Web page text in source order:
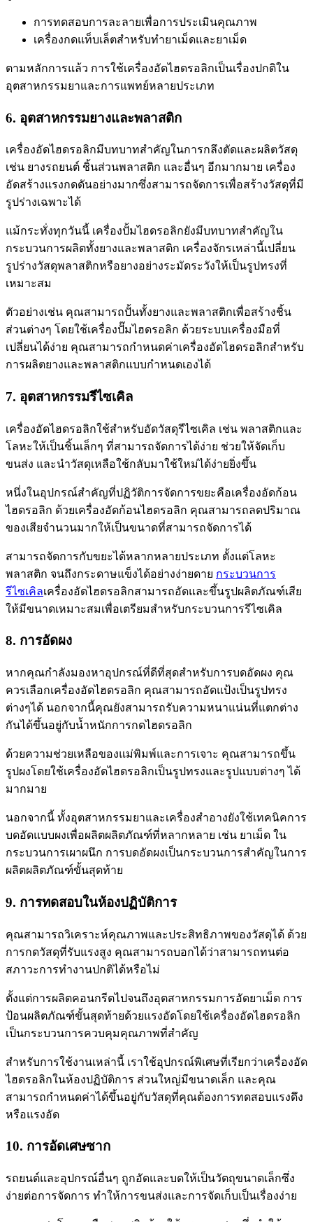
การทดสอบการละลายเพื่อการประเมินคุณภาพ
เครื่องกดแท็บเล็ตสำหรับทำยาเม็ดและยาเม็ด
ตามหลักการแล้ว การใช้เครื่องอัดไฮดรอลิกเป็นเรื่องปกติใน
อุตสาหกรรมยาและการแพทย์หลายประเภท
6. อุตสาหกรรมยางและพลาสติก
เครื่องอัดไฮดรอลิกมีบทบาทสำคัญในการกลึงตัดและผลิตวัสดุ
เช่น ยางรถยนต์ ชิ้นส่วนพลาสติก และอื่นๆ อีกมากมาย เครื่อง
อัดสร้างแรงกดดันอย่างมากซึ่งสามารถจัดการเพื่อสร้างวัสดุที่มี
รูปร่างเฉพาะได้
แม้กระทั่งทุกวันนี้ เครื่องปั้มไฮดรอลิกยังมีบทบาทสำคัญใน
กระบวนการผลิตทั้งยางและพลาสติก เครื่องจักรเหล่านี้เปลี่ยน
รูปร่างวัสดุพลาสติกหรือยางอย่างระมัดระวังให้เป็นรูปทรงที่
เหมาะสม
ตัวอย่างเช่น คุณสามารถปั้นทั้งยางและพลาสติกเพื่อสร้างชิ้น
ส่วนต่างๆ โดยใช้เครื่องปั๊มไฮดรอลิก ด้วยระบบเครื่องมือที่
เปลี่ยนได้ง่าย คุณสามารถกำหนดค่าเครื่องอัดไฮดรอลิกสำหรับ
การผลิตยางและพลาสติกแบบกำหนดเองได้
7. อุตสาหกรรมรีไซเคิล
เครื่องอัดไฮดรอลิกใช้สำหรับอัดวัสดุรีไซเคิล เช่น พลาสติกและ
โลหะให้เป็นชิ้นเล็กๆ ที่สามารถจัดการได้ง่าย ช่วยให้จัดเก็บ
ขนส่ง และนำวัสดุเหลือใช้กลับมาใช้ใหม่ได้ง่ายยิ่งขึ้น
หนึ่งในอุปกรณ์สำคัญที่ปฏิวัติการจัดการขยะคือเครื่องอัดก้อน
ไฮดรอลิก ด้วยเครื่องอัดก้อนไฮดรอลิก คุณสามารถลดปริมาณ
ของเสียจำนวนมากให้เป็นขนาดที่สามารถจัดการได้
สามารถจัดการกับขยะได้หลากหลายประเภท ตั้งแต่โลหะ
พลาสติก จนถึงกระดาษแข็งได้อย่างง่ายดาย กระบวนการ
รีไซเคิลเครื่องอัดไฮดรอลิกสามารถอัดและขึ้นรูปผลิตภัณฑ์เสีย
ให้มีขนาดเหมาะสมเพื่อเตรียมสำหรับกระบวนการรีไซเคิล
8. การอัดผง
หากคุณกำลังมองหาอุปกรณ์ที่ดีที่สุดสำหรับการบดอัดผง คุณ
ควรเลือกเครื่องอัดไฮดรอลิก คุณสามารถอัดแป้งเป็นรูปทรง
ต่างๆได้ นอกจากนี้คุณยังสามารถรับความหนาแน่นที่แตกต่าง
กันได้ขึ้นอยู่กับน้ำหนักการกดไฮดรอลิก
ด้วยความช่วยเหลือของแม่พิมพ์และการเจาะ คุณสามารถขึ้น
รูปผงโดยใช้เครื่องอัดไฮดรอลิกเป็นรูปทรงและรูปแบบต่างๆ ได้
มากมาย
นอกจากนี้ ทั้งอุตสาหกรรมยาและเครื่องสำอางยังใช้เทคนิคการ
บดอัดแบบผงเพื่อผลิตผลิตภัณฑ์ที่หลากหลาย เช่น ยาเม็ด ใน
กระบวนการเผาผนึก การบดอัดผงเป็นกระบวนการสำคัญในการ
ผลิตผลิตภัณฑ์ขั้นสุดท้าย
9. การทดสอบในห้องปฏิบัติการ
คุณสามารถวิเคราะห์คุณภาพและประสิทธิภาพของวัสดุได้ ด้วย
การกดวัสดุที่รับแรงสูง คุณสามารถบอกได้ว่าสามารถทนต่อ
สภาวะการทำงานปกติได้หรือไม่
ตั้งแต่การผลิตคอนกรีตไปจนถึงอุตสาหกรรมการอัดยาเม็ด การ
ป้อนผลิตภัณฑ์ขั้นสุดท้ายด้วยแรงอัดโดยใช้เครื่องอัดไฮดรอลิก
เป็นกระบวนการควบคุมคุณภาพที่สำคัญ
สำหรับการใช้งานเหล่านี้ เราใช้อุปกรณ์พิเศษที่เรียกว่าเครื่องอัด
ไฮดรอลิกในห้องปฏิบัติการ ส่วนใหญ่มีขนาดเล็ก และคุณ
สามารถกำหนดค่าได้ขึ้นอยู่กับวัสดุที่คุณต้องการทดสอบแรงดึง
หรือแรงอัด
10. การอัดเศษซาก
รถยนต์และอุปกรณ์อื่นๆ ถูกอัดและบดให้เป็นวัตถุขนาดเล็กซึ่ง
ง่ายต่อการจัดการ ทำให้การขนส่งและการจัดเก็บเป็นเรื่องง่าย